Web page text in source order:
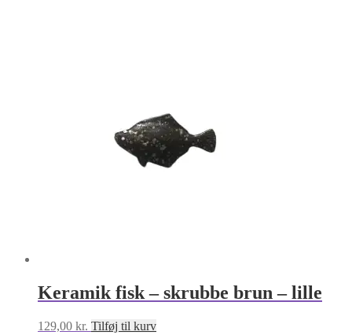
Keramik fisk – skrubbe brun – lille
129,00 kr. Tilføj til kurv